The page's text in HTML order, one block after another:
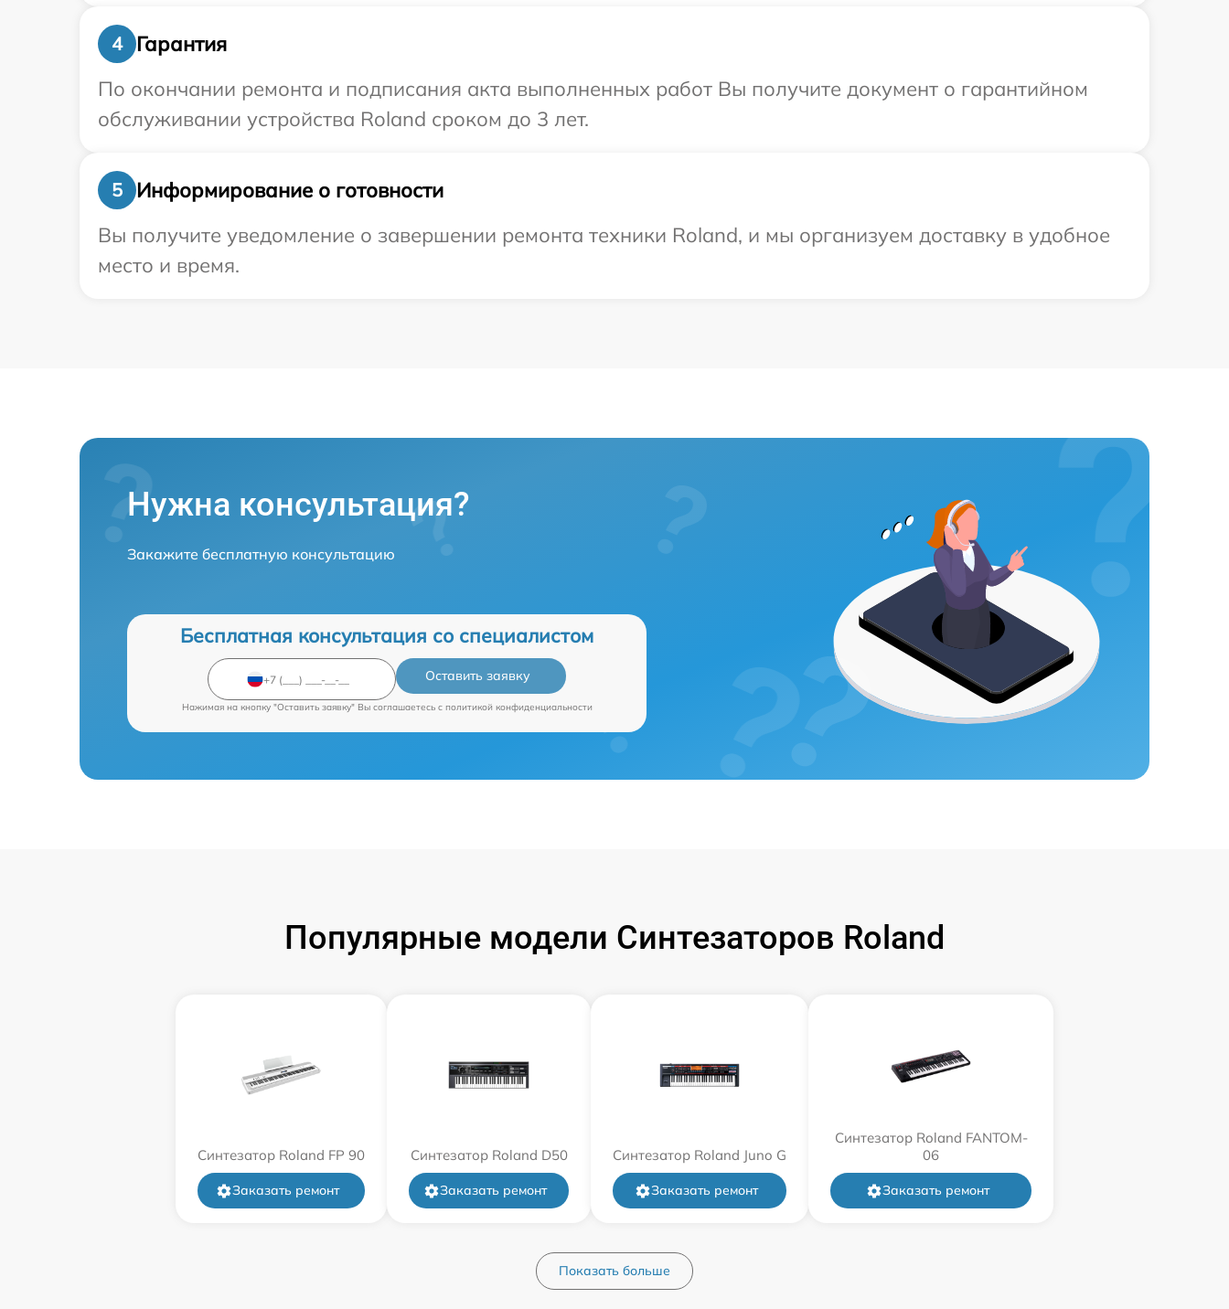
4
Гарантия
По окончании ремонта и подписания акта выполненных работ Вы получите документ о гарантийном
обслуживании устройства Roland сроком до 3 лет.
5
Информирование о готовности
Вы получите уведомление о завершении ремонта техники Roland, и мы организуем доставку в удобное
место и время.
Нужна консультация?
Закажите бесплатную консультацию
Бесплатная консультация со специалистом
Оставить заявку
Нажимая на кнопку "Оставить заявку" Вы соглашаетесь c политикой конфиденциальности
Популярные модели Синтезаторов Roland
Синтезатор Roland FP 90
Заказать ремонт
Синтезатор Roland D50
Заказать ремонт
Синтезатор Roland Juno G
Заказать ремонт
Синтезатор Roland FANTOM-
06
Заказать ремонт
Показать больше